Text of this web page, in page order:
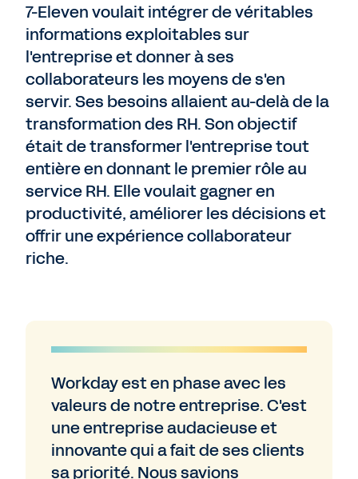
7-Eleven voulait intégrer de véritables
informations exploitables sur
l'entreprise et donner à ses
collaborateurs les moyens de s'en
servir. Ses besoins allaient au-delà de la
transformation des RH. Son objectif
était de transformer l'entreprise tout
entière en donnant le premier rôle au
service RH. Elle voulait gagner en
productivité, améliorer les décisions et
offrir une expérience collaborateur
riche.
Workday est en phase avec les
valeurs de notre entreprise. C'est
une entreprise audacieuse et
innovante qui a fait de ses clients
sa priorité. Nous savions